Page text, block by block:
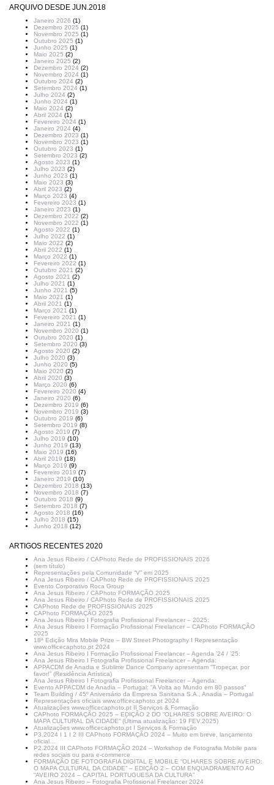
ARQUIVO DESDE JUN.2018
Janeiro 2026 (1)
Dezembro 2025 (1)
Novembro 2025 (1)
Outubro 2025 (1)
Junho 2025 (1)
Maio 2025 (2)
Janeiro 2025 (2)
Dezembro 2024 (2)
Novembro 2024 (1)
Outubro 2024 (2)
Setembro 2024 (1)
Julho 2024 (2)
Junho 2024 (1)
Maio 2024 (2)
Abril 2024 (1)
Fevereiro 2024 (1)
Janeiro 2024 (4)
Dezembro 2023 (1)
Novembro 2023 (1)
Outubro 2023 (1)
Setembro 2023 (2)
Agosto 2023 (1)
Julho 2023 (2)
Junho 2023 (1)
Maio 2023 (3)
Abril 2023 (2)
Março 2023 (4)
Fevereiro 2023 (1)
Janeiro 2023 (1)
Dezembro 2022 (2)
Novembro 2022 (1)
Agosto 2022 (1)
Julho 2022 (1)
Maio 2022 (2)
Abril 2022 (1)
Março 2022 (1)
Fevereiro 2022 (1)
Outubro 2021 (2)
Agosto 2021 (2)
Julho 2021 (1)
Junho 2021 (5)
Maio 2021 (1)
Abril 2021 (1)
Março 2021 (1)
Fevereiro 2021 (1)
Janeiro 2021 (1)
Novembro 2020 (1)
Outubro 2020 (1)
Setembro 2020 (3)
Agosto 2020 (2)
Julho 2020 (3)
Junho 2020 (5)
Maio 2020 (2)
Abril 2020 (3)
Março 2020 (6)
Fevereiro 2020 (4)
Janeiro 2020 (6)
Dezembro 2019 (6)
Novembro 2019 (3)
Outubro 2019 (6)
Setembro 2019 (8)
Agosto 2019 (7)
Julho 2019 (10)
Junho 2019 (13)
Maio 2019 (16)
Abril 2019 (18)
Março 2019 (9)
Fevereiro 2019 (7)
Janeiro 2019 (10)
Dezembro 2018 (13)
Novembro 2018 (7)
Outubro 2018 (9)
Setembro 2018 (7)
Agosto 2018 (16)
Julho 2018 (15)
Junho 2018 (12)
ARTIGOS RECENTES 2020
Ana Jesus Ribeiro / CAPhoto Rede de PROFISSIONAIS 2026
(sem título)
Representações pela Comunidade “V” em 2025
Ana Jesus Ribeiro / CAPhoto Rede de PROFISSIONAIS 2025
Evento Corporativo Roca Group
Ana Jesus Ribeiro / CAPhoto FORMAÇÃO 2025
Ana Jesus Ribeiro / CAPhoto Rede de PROFISSIONAIS 2025
CAPhoto Rede de PROFISSIONAIS 2025
CAPhoto FORMAÇÃO 2025
Ana Jesus Ribeiro I Fotografia Profissional Freelancer – 2025:
Ana Jesus Ribeiro I Formação Profissional Freelancer – CAPhoto FORMAÇÃO
2025
18ª Edição Mira Mobile Prize – BW Street Photography I Representação
www.officecaphoto.pt 2024
Ana Jesus Ribeiro I Formação Profissional Freelancer – Agenda ’24 / ’25:
Ana Jesus Ribeiro I Fotografia Profissional Freelancer – Agenda:
APPACDM de Anadia e Sublime Dance Company apresentam “Tropeçar, por
favor!” (Residência Artística)
Ana Jesus Ribeiro I Fotografia Profissional Freelancer – Agenda:
Evento APPACDM de Anadia – Portugal: “A Volta ao Mundo em 80 passos”
Team Building / 45º Aniversário da Empresa Sanitana S.A., Anadia – Portugal
Representações oficiais www.officecaphoto.pt 2024
Atualizações www.officecaphoto.pt II Serviços & Formação
CAPhoto FORMAÇÃO 2025 – EDIÇÃO 2 DO “OLHARES SOBRE AVEIRO: O
MAPA CULTURAL DA CIDADE” (Última atualização: 19 FEV.2025)
Atualizações www.officecaphoto.pt I Serviços & Formação
P3.2024 I 1 I 2 III CAPhoto FORMAÇÃO 2024 – Muito em breve, lançamento
oficial…
P2.2024 III CAPhoto FORMAÇÃO 2024 – Workshop de Fotografia Mobile para
redes sociais ou para e-commerce
FORMAÇÃO DE FOTOGRAFIA DIGITAL E MOBILE “OLHARES SOBRE AVEIRO:
O MAPA CULTURAL DA CIDADE” – EDIÇÃO 2 – COM ENQUADRAMENTO AO
“AVEIRO 2024 – CAPITAL PORTUGUESA DA CULTURA”
Ana Jesus Ribeiro – Fotografia Profissional Freelancer 2024